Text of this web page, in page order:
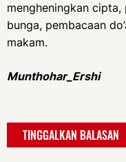
mengheningkan
bunga, pembacaan
makam.
Munthohar_Ershi
TINGGALKAN BALASAN